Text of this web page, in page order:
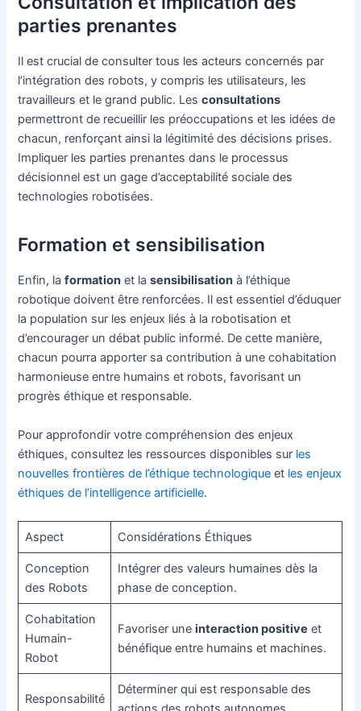
parties prenantes
Il est crucial de consulter tous les acteurs concernés par
l’intégration des robots, y compris les utilisateurs, les
travailleurs et le grand public. Lesconsultations
permettront de recueillir les préoccupations et les idées de
chacun, renforçant ainsi la légitimité des décisions prises.
Impliquer les parties prenantes dans le processus
décisionnel est un gage d’acceptabilité sociale des
technologies robotisées.
Formation et sensibilisation
Enfin, laformation et lasensibilisation à l’éthique
robotique doivent être renforcées. Il est essentiel d’éduquer
la population sur les enjeux liés à la robotisation et
d’encourager un débat public informé. De cette manière,
chacun pourra apporter sa contribution à une cohabitation
harmonieuse entre humains et robots, favorisant un
progrès éthique et responsable.
Pour approfondir votre compréhension des enjeux
éthiques, consultez les ressources disponibles sur les
nouvelles frontières de l’éthique technologique et les enjeux
éthiques de l’intelligence artificielle.
Aspect Considérations Éthiques
Conception
des Robots
Intégrer des valeurs humaines dès la
phase de conception.
Cohabitation
Humain-
Robot
Favoriser une interaction positive et
bénéfique entre humains et machines.
Responsabilité
Déterminer qui est responsable des